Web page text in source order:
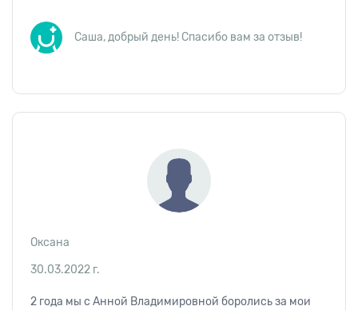
Саша, добрый день! Спасибо вам за отзыв!
Оксана
30.03.2022 г.
2 года мы с Анной Владимировной боролись за мои